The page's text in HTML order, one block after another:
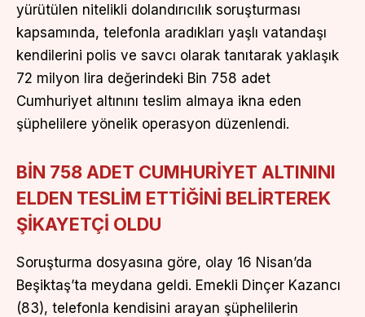
yürütülen nitelikli dolandırıcılık soruşturması
kapsamında, telefonla aradıkları yaşlı vatandaşı
kendilerini polis ve savcı olarak tanıtarak yaklaşık
72 milyon lira değerindeki Bin 758 adet
Cumhuriyet altınını teslim almaya ikna eden
şüphelilere yönelik operasyon düzenlendi.
BİN 758 ADET CUMHURİYET ALTININI
ELDEN TESLİM ETTİĞİNİ BELİRTEREK
ŞİKAYETÇİ OLDU
Soruşturma dosyasına göre, olay 16 Nisan’da
Beşiktaş’ta meydana geldi. Emekli Dinçer Kazancı
(83), telefonla kendisini arayan şüphelilerin